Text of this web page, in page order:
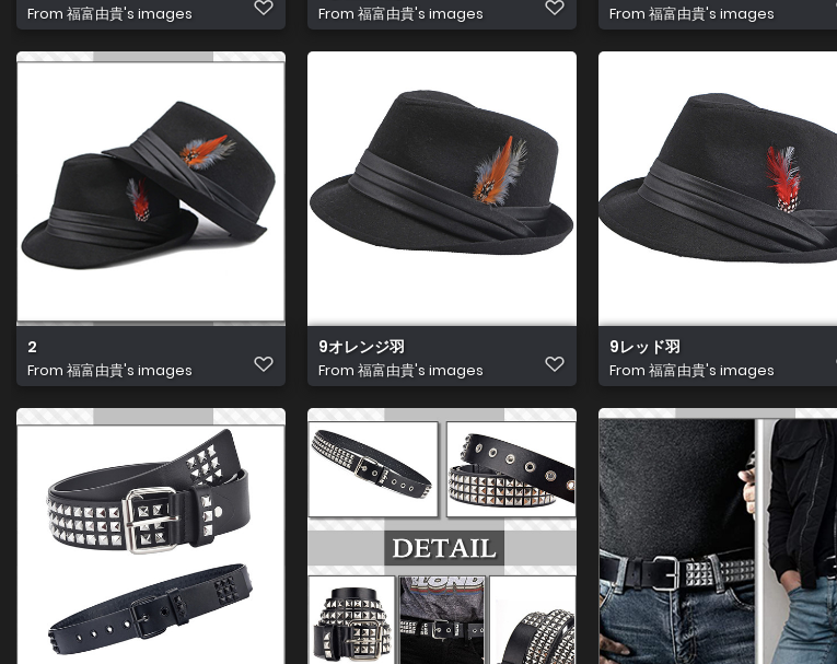
From 福富由貴's images From 福富由貴's images From 福富由貴's images
2
From 福富由貴's images
9オレンジ羽
From 福富由貴's images
9レッド羽
From 福富由貴's images